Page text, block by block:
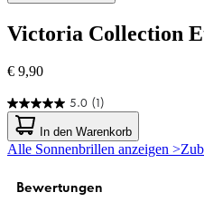
Victoria Collection
€ 9,90
5.0 (1)
5.0
von
5
Sternen.
Bewertung
In den Warenkorb
Alle Sonnenbrillen anzeigen >